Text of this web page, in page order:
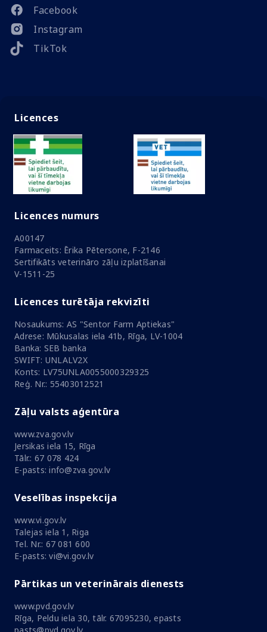
Facebook
Instagram
TikTok
Licences
Licences numurs
A00147
Farmaceits: Ērika Pētersone, F-2146
Sertifikāts veterināro zāļu izplatīšanai
V-1511-25
Licences turētāja rekvizīti
Nosaukums: AS "Sentor Farm Aptiekas"
Adrese: Mūkusalas iela 41b, Rīga, LV-1004
Banka: SEB banka
SWIFT: UNLALV2X
Konts: LV75UNLA0055000329325
Reģ. Nr.: 55403012521
Zāļu valsts aģentūra
www.zva.gov.lv
Jersikas iela 15, Rīga
Tālr.: 67 078 424
E-pasts: info@zva.gov.lv
Veselības inspekcija
www.vi.gov.lv
Talejas iela 1, Riga
Tel. Nr.: 67 081 600
E-pasts: vi@vi.gov.lv
Pārtikas un veterinārais dienests
www.pvd.gov.lv
Rīga, Peldu iela 30, tālr. 67095230, epasts